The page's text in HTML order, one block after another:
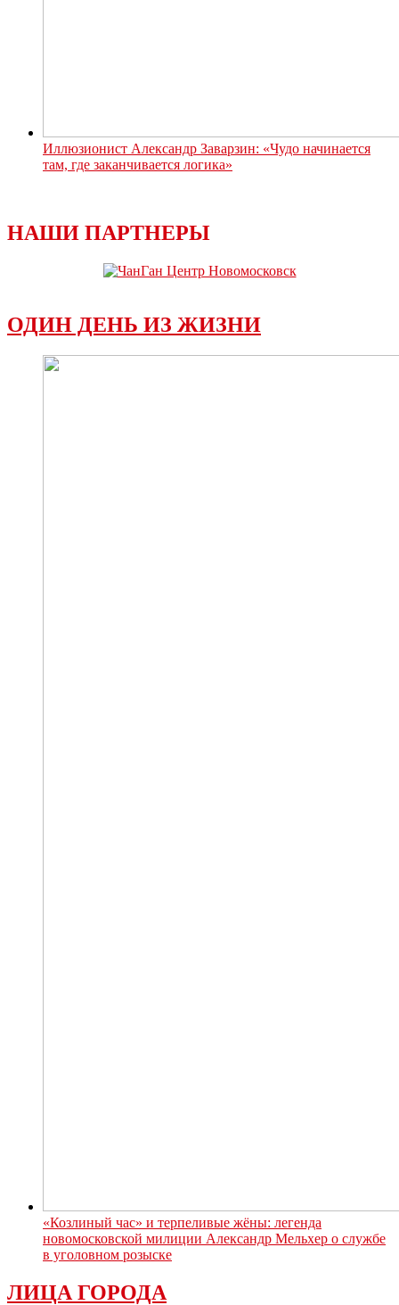
Иллюзионист Александр Заварзин: «Чудо начинается
там, где заканчивается логика»
НАШИ ПАРТНЕРЫ
ОДИН ДЕНЬ ИЗ ЖИЗНИ
«Козлиный час» и терпеливые жёны: легенда
новомосковской милиции Александр Мельхер о службе
в уголовном розыске
ЛИЦА ГОРОДА